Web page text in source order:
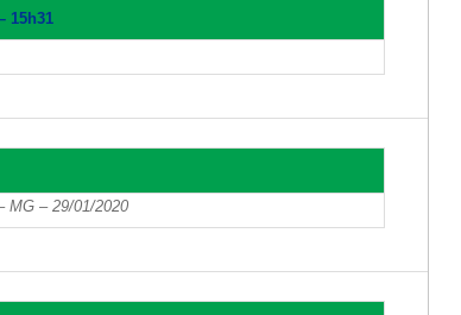
15h31
MG – 29/01/2020